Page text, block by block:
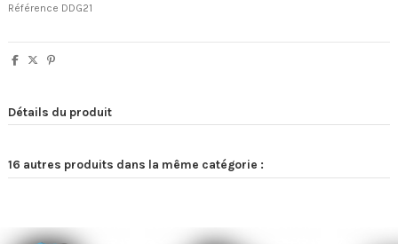
Référence DDG21
Détails du produit
16 autres produits dans la même catégorie :